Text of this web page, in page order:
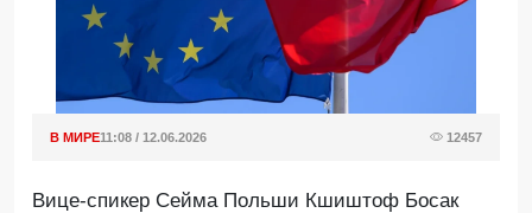
В МИРЕ11:08 / 12.06.2026 12457
Вице-спикер Сейма Польши Кшиштоф Босак